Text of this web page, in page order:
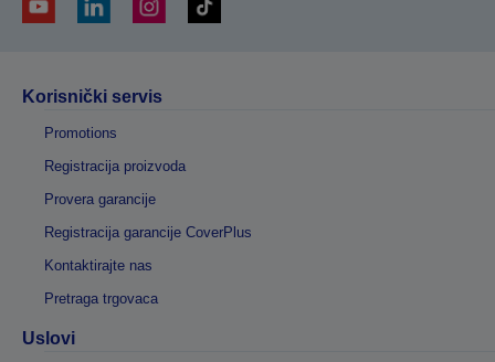
Korisnički servis
Promotions
Registracija proizvoda
Provera garancije
Registracija garancije CoverPlus
Kontaktirajte nas
Pretraga trgovaca
Uslovi